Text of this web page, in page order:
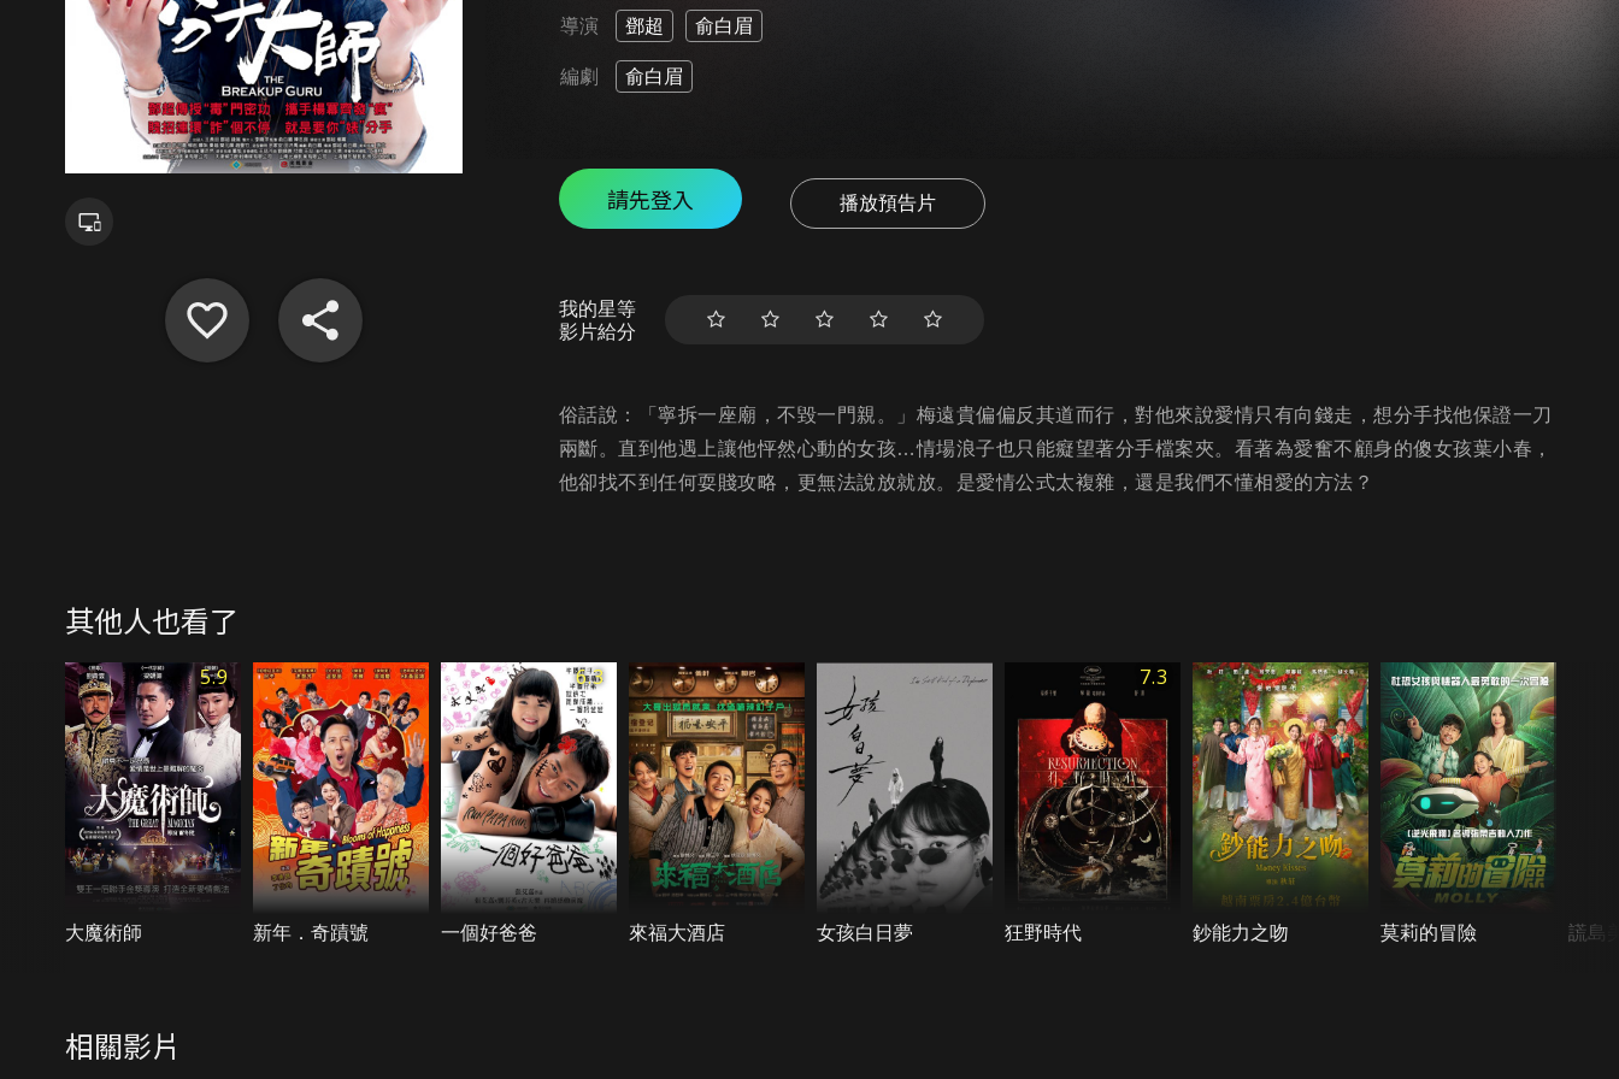
導演 鄧超 俞白眉
編劇 俞白眉
請先登入 播放預告片
我的星等
影片給分
俗話說：「寧拆一座廟，不毀一門親。」梅遠貴偏偏反其道而行，對他來說愛情只有向錢走，想分手找他保證一刀
兩斷。直到他遇上讓他怦然心動的女孩…情場浪子也只能癡望著分手檔案夾。看著為愛奮不顧身的傻女孩葉小春，
他卻找不到任何耍賤攻略，更無法說放就放。是愛情公式太複雜，還是我們不懂相愛的方法？
其他人也看了
5.9
大魔術師 新年．奇蹟號
6.3
一個好爸爸 來福大酒店 女孩白日夢
7.3
狂野時代 鈔能力之吻 莫莉的冒險 謊島
相關影片